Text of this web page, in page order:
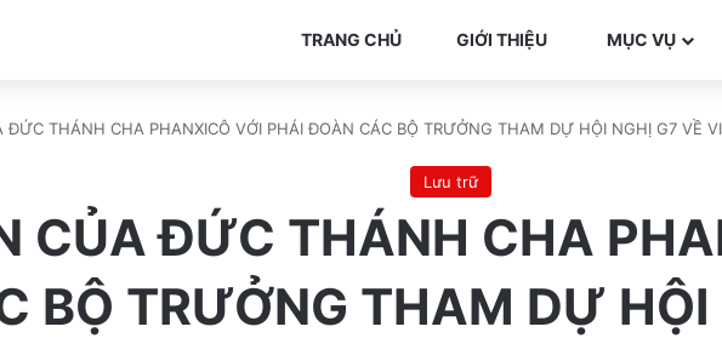
TRANG CHỦ GIỚI THIỆU MỤC VỤ
ĐỨC THÁNH CHA PHANXICÔ VỚI PHÁI ĐOÀN CÁC BỘ TRƯỞNG THAM DỰ HỘI NGHỊ G7 VỀ
Lưu trữ
CỦA ĐỨC THÁNH CHA
BỘ TRƯỞNG THAM DỰ HỘI